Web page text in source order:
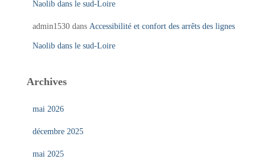
Naolib dans le sud-Loire
admin1530 dans Accessibilité et confort des arrêts des lignes
Naolib dans le sud-Loire
Archives
mai 2026
décembre 2025
mai 2025